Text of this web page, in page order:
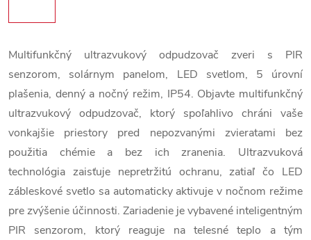
Multifunkčný ultrazvukový odpudzovač zveri s PIR
senzorom, solárnym panelom, LED svetlom, 5 úrovní
plašenia, denný a nočný režim, IP54. Objavte multifunkčný
ultrazvukový odpudzovač, ktorý spoľahlivo chráni vaše
vonkajšie priestory pred nepozvanými zvieratami bez
použitia chémie a bez ich zranenia. Ultrazvuková
technológia zaisťuje nepretržitú ochranu, zatiaľ čo LED
zábleskové svetlo sa automaticky aktivuje v nočnom režime
pre zvýšenie účinnosti. Zariadenie je vybavené inteligentným
PIR senzorom, ktorý reaguje na telesné teplo a tým